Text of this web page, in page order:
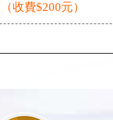
收費$200元）
，有需要的話再